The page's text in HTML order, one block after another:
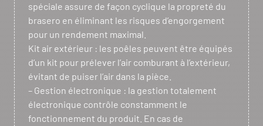
spéciale assure de façon cyclique la propreté du
brasero en éliminant les risques d’engorgement
pour un rendement maximal.
Kit air extérieur : les poêles peuvent être équipés
d’un kit pour prélever l’air comburant à l’extérieur,
évitant de puiser l’air dans la pièce.
– Gestion électronique : la gestion totalement
électronique contrôle constamment le
fonctionnement du produit. En cas de